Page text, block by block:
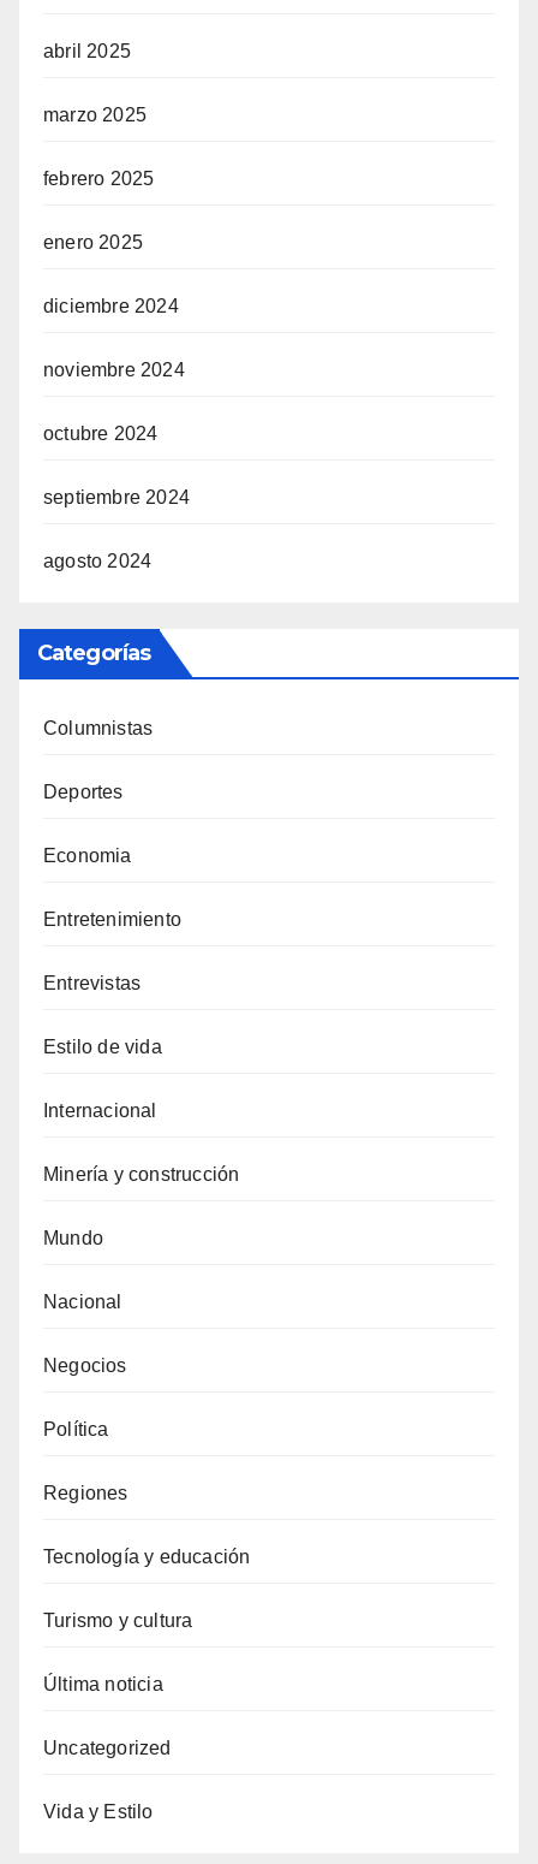
abril 2025
marzo 2025
febrero 2025
enero 2025
diciembre 2024
noviembre 2024
octubre 2024
septiembre 2024
agosto 2024
Categorías
Columnistas
Deportes
Economia
Entretenimiento
Entrevistas
Estilo de vida
Internacional
Minería y construcción
Mundo
Nacional
Negocios
Política
Regiones
Tecnología y educación
Turismo y cultura
Última noticia
Uncategorized
Vida y Estilo